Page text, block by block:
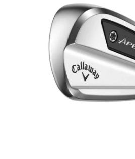
Golfschläger
Bekleidung